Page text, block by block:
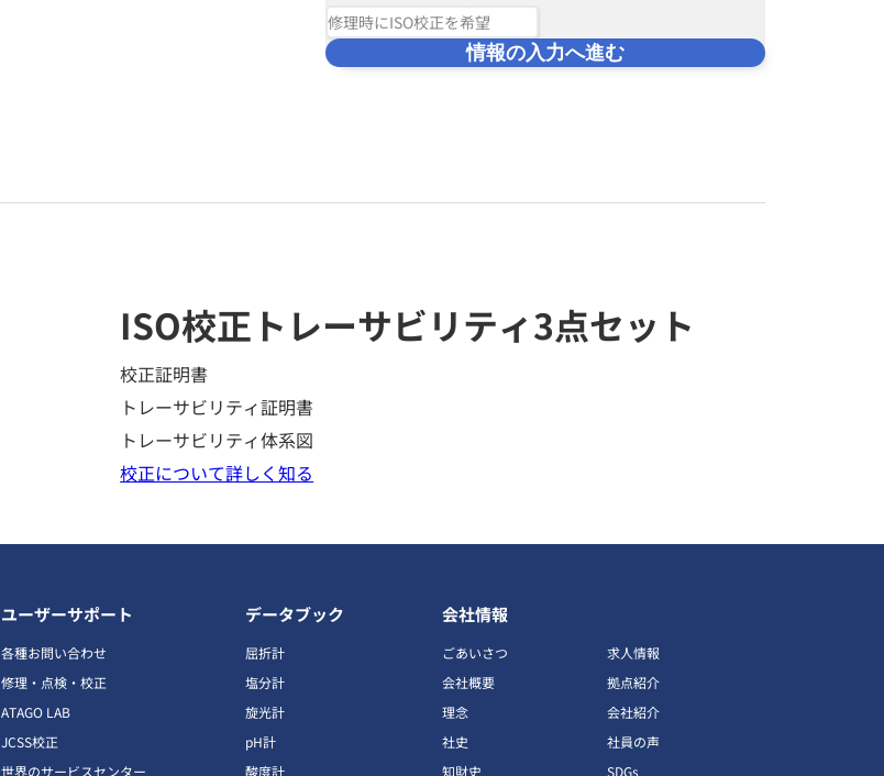
修理時にISO校正を希望
情報の入力へ進む
ISO校正 トレーサビリティ3点セット
校正証明書
トレーサビリティ証明書
トレーサビリティ体系図
校正について詳しく知る
ユーザーサポート
各種お問い合わせ
修理・点検・校正
ATAGO LAB
JCSS校正
世界のサービスセンター
データブック
屈折計
塩分計
旋光計
pH計
酸度計
会社情報
ごあいさつ
会社概要
理念
社史
知財史
求人情報
拠点紹介
会社紹介
社員の声
SDGs